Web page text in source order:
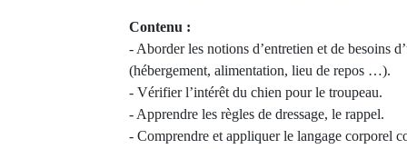
Contenu :
- Aborder les notions d’entretien et de besoins
(hébergement, alimentation, lieu de repos …).
- Vérifier l’intérêt du chien pour le troupeau.
- Apprendre les règles de dressage, le rappel.
- Comprendre et appliquer le langage corporel